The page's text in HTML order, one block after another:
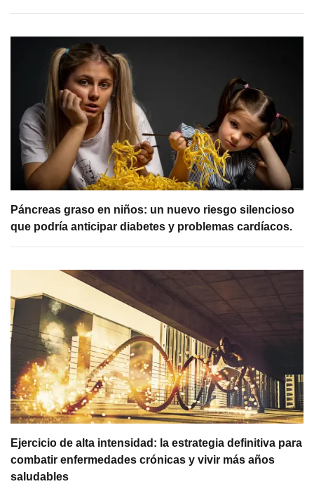
Páncreas graso en niños: un nuevo riesgo silencioso
que podría anticipar diabetes y problemas cardíacos.
Ejercicio de alta intensidad: la estrategia definitiva para
combatir enfermedades crónicas y vivir más años
saludables